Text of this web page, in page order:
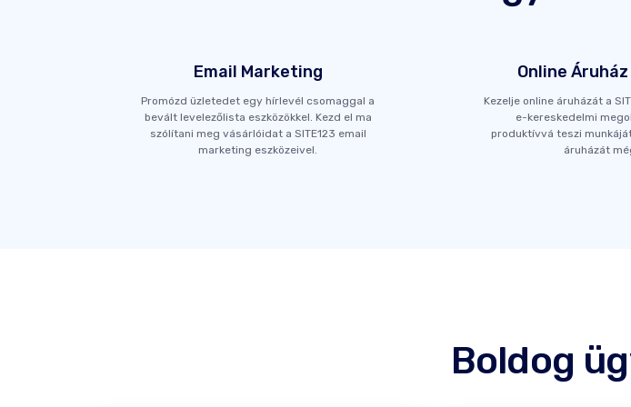
Email Marketing
Promózd üzletedet egy hírlevél csomaggal a
bevált levelezőlista eszközökkel. Kezd el ma
szólítani meg vásárlóidat a SITE123 email
marketing eszközeivel.
Online
Kezelje online áruházát a
e-kereskedelmi
produktívvá teszi
áruházát
Boldog